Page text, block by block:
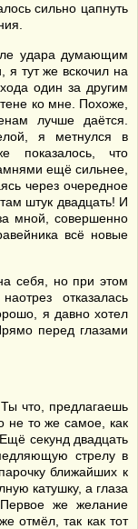
сильно цапнуть
удара думающим
я тут же вскочил на
один за другим
ко мне. Похоже,
лучше даётся.
я метнулся в
показалось, что
ещё сильнее,
через очередное
штук двадцать! И
мной, совершенно
всё новые
себя, но при этом
отказалась
я давно хотел
перед глазами
что, предлагаешь
не то же самое, как
секунд двадцать
стрелу в
ближайших к
катушку, а глаза
же желание
отмёл, так как тот